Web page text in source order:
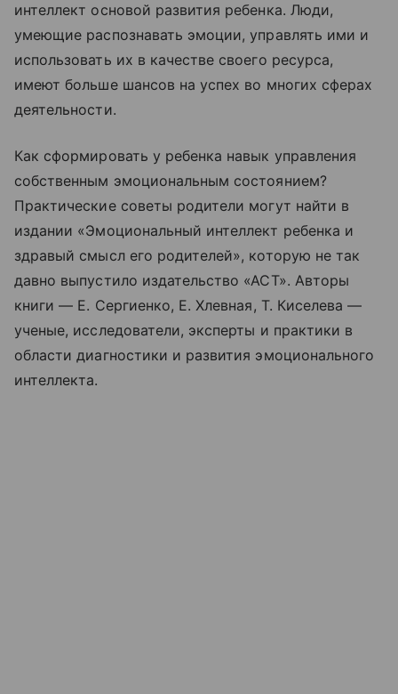
интеллект основой развития ребенка. Люди,
умеющие распознавать эмоции, управлять ими и
использовать их в качестве своего ресурса,
имеют больше шансов на успех во многих сферах
деятельности.
Как сформировать у ребенка навык управления
собственным эмоциональным состоянием?
Практические советы родители могут найти в
издании «Эмоциональный интеллект ребенка и
здравый смысл его родителей», которую не так
давно выпустило издательство «АСТ». Авторы
книги — Е. Сергиенко, Е. Хлевная, Т. Киселева —
ученые, исследователи, эксперты и практики в
области диагностики и развития эмоционального
интеллекта.